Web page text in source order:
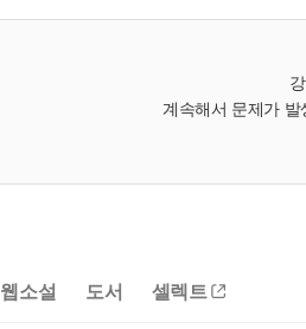
계속해서 문제가
웹소설 도서 셀렉트